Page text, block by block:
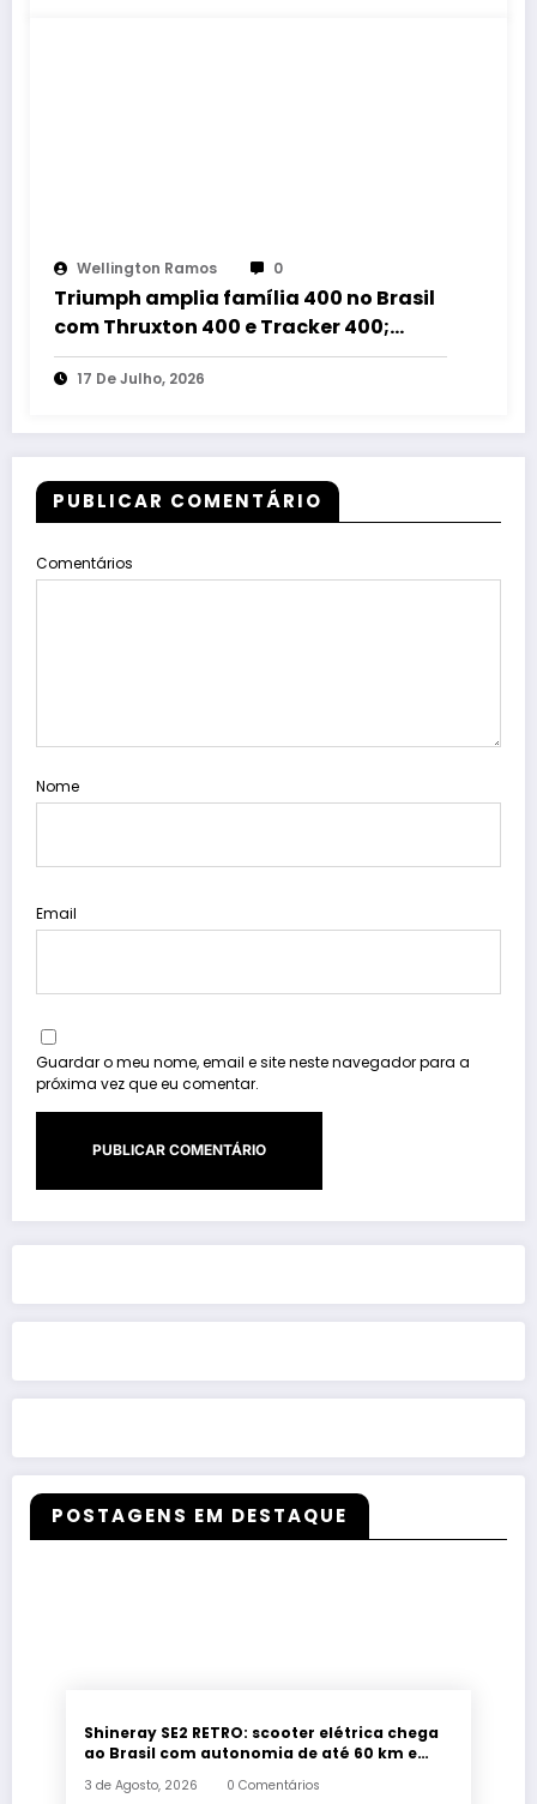
Wellington Ramos 0
Triumph amplia família 400 no Brasil
com Thruxton 400 e Tracker 400;
conheça os cinco modelos da linha
17 De Julho, 2026
PUBLICAR COMENTÁRIO
Comentários
Nome
Email
Guardar o meu nome, email e site neste navegador para a
próxima vez que eu comentar.
POSTAGENS EM DESTAQUE
Shineray SE2 RETRO: scooter elétrica chega
ao Brasil com autonomia de até 60 km e
3 de Agosto, 2026 0 Comentários